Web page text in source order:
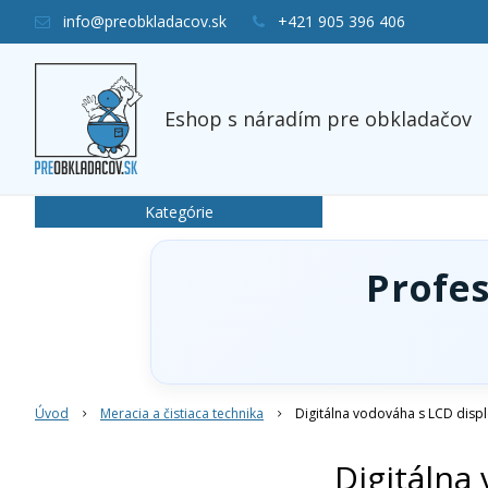
Eshop s náradím pre obkladačov
info@preobkladacov.sk +421 905 396 406
Úvod Meracia a čistiaca technika Digitálna vodováha s LCD
Digitálna
Kategórie